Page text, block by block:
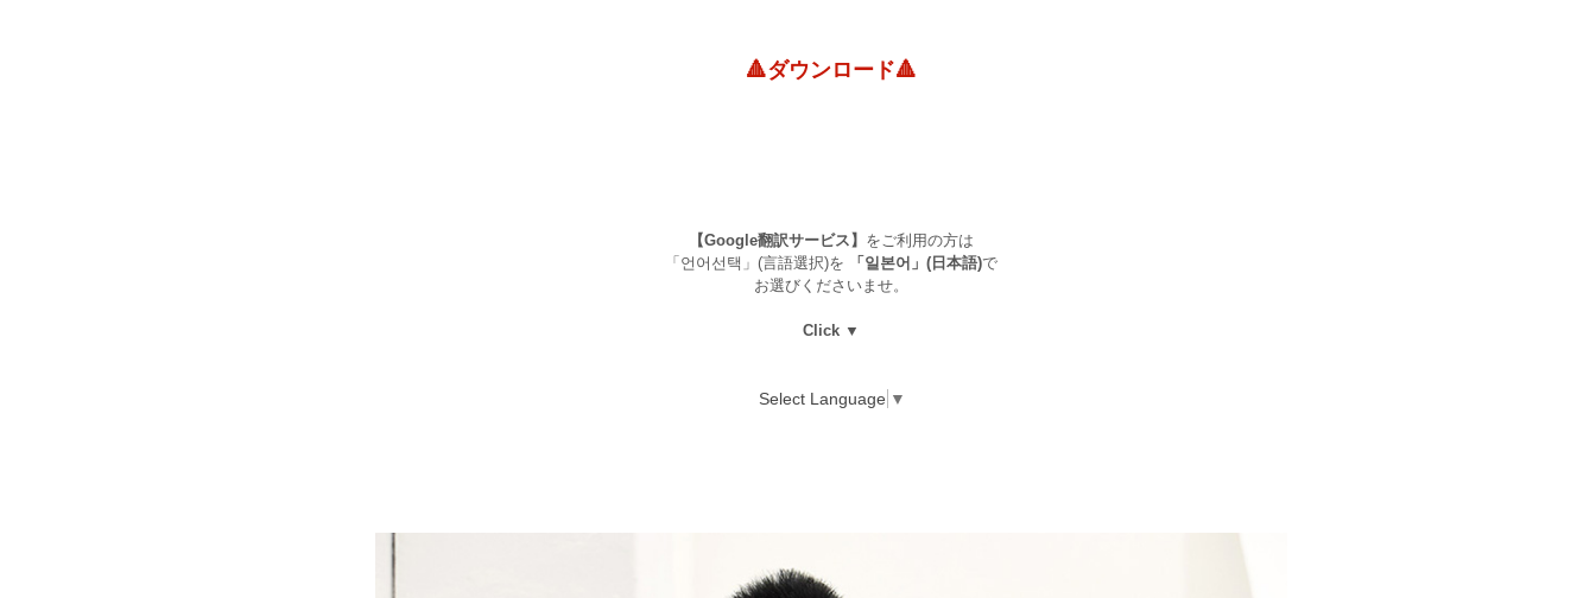
🔺ダウンロード🔺
【Google翻訳サービス】 をご利用の方は
「언어선택」(言語選択)を
「일본어」(日本語)で
お選びくださいませ。
Click ▼
Select Language ▼